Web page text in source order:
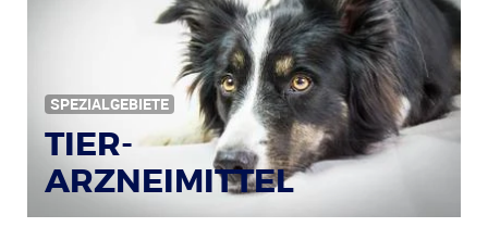
SPEZIALGEBIETE
TIER-
ARZNEIMITTEL